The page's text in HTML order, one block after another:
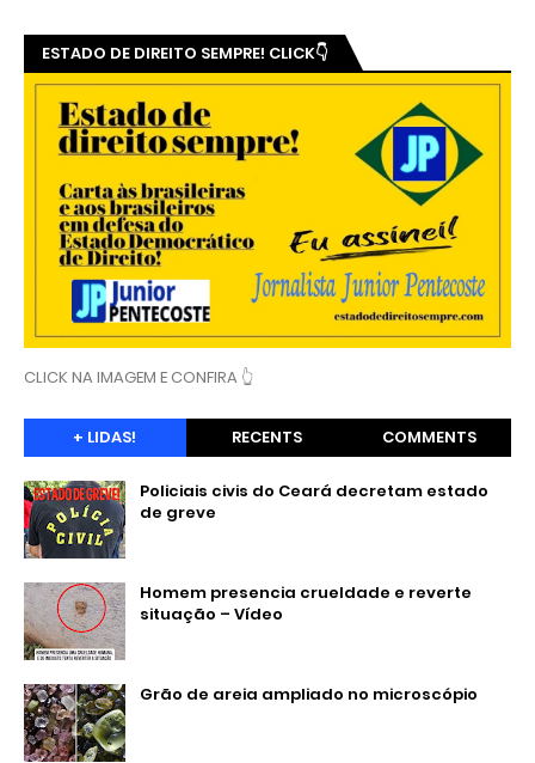
ESTADO DE DIREITO SEMPRE! CLICK👇
CLICK NA IMAGEM E CONFIRA 👆
+ LIDAS! RECENTS COMMENTS
Policiais civis do Ceará decretam estado
de greve
Homem presencia crueldade e reverte
situação – Vídeo
Grão de areia ampliado no microscópio